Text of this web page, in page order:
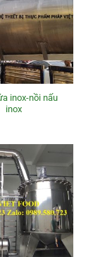
inox-nồi nấu
inox